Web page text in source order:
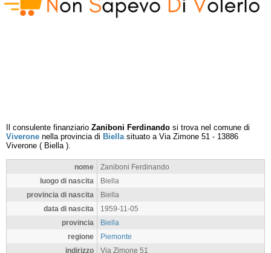
Il consulente finanziario Zaniboni Ferdinando si trova nel comune di
Viverone nella provincia di Biellasituato a Via Zimone 51 - 13886
Viverone ( Biella).
nome
Zaniboni Ferdinando
luogo di nascita
Biella
provincia di nascita
Biella
data di nascita
1959-11-05
provincia
Biella
regione
Piemonte
indirizzo
Via Zimone 51